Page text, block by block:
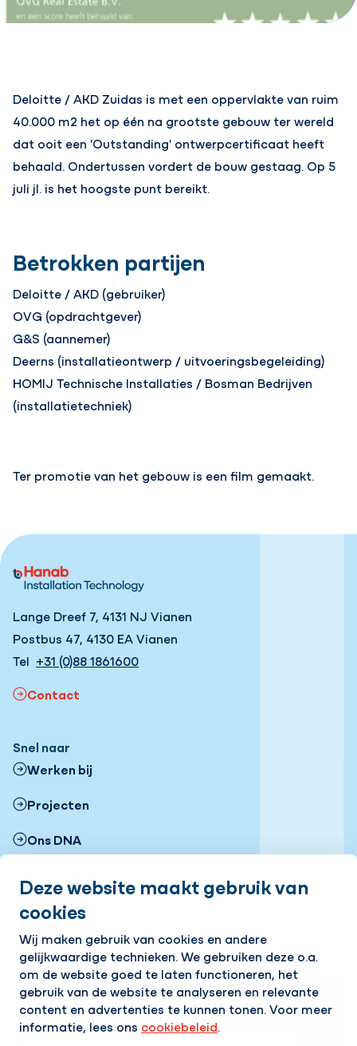
Deze website maakt gebruik van
cookies
Wij maken gebruik van cookies en andere
gelijkwaardige technieken. We gebruiken deze o.a.
om de website goed te laten functioneren, het
gebruik van de website te analyseren en relevante
content en advertenties te kunnen tonen. Voor meer
informatie, lees ons cookiebeleid.
Deloitte / AKD Zuidas is met een oppervlakte van ruim
40.000 m2 het op één na grootste gebouw ter wereld
dat ooit een 'Outstanding' ontwerpcertificaat heeft
behaald. Ondertussen vordert de bouw gestaag. Op 5
juli jl. is het hoogste punt bereikt.
Betrokken partijen
Deloitte / AKD (gebruiker)
OVG (opdrachtgever)
G&S (aannemer)
Deerns (installatieontwerp / uitvoeringsbegeleiding)
HOMIJ Technische Installaties / Bosman Bedrijven
(installatietechniek)
Ter promotie van het gebouw is een film gemaakt.
Lange Dreef 7, 4131 NJ Vianen
Postbus 47, 4130 EA Vianen
Tel +31 (0)88 1861600
Contact
Snel naar
Werken bij
Projecten
Ons DNA
Nieuws
LinkedInInstagramFacebookYouTubeFlickr
Op de hoogte blijven van het laatste nieuws?
Ontvang onze nieuwsbrief in je mailbox!